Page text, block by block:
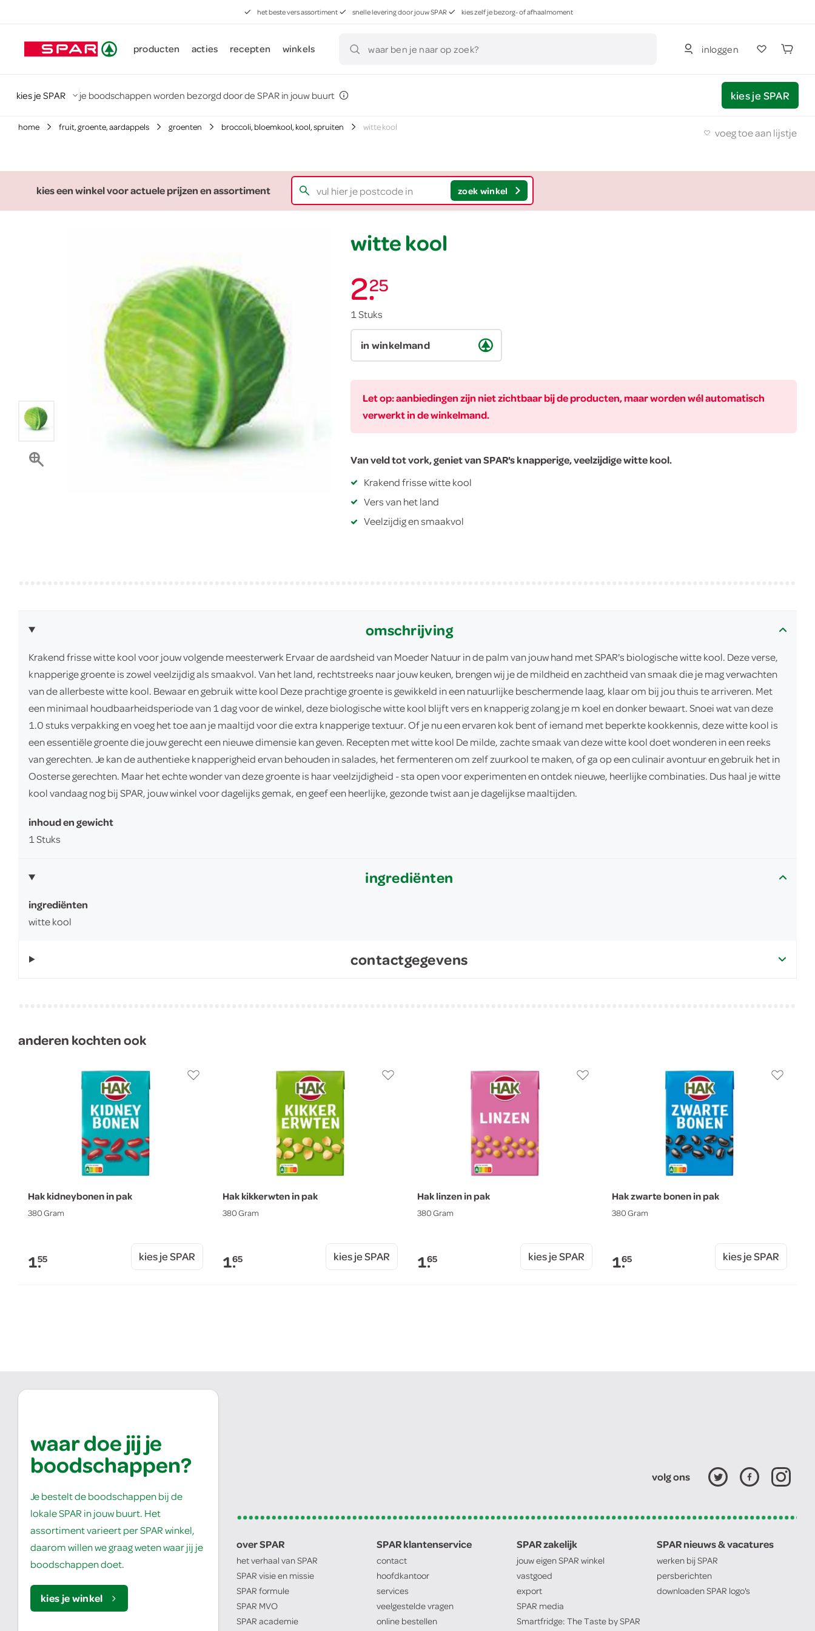
het beste vers assortiment snelle levering door jouw SPAR kies zelf je bezorg- of afhaalmoment
producten acties recepten winkels waar ben je naar op zoek? inloggen
kies je SPAR je boodschappen worden bezorgd door de SPAR in jouw buurt kies je SPAR
home fruit, groente, aardappels groenten broccoli, bloemkool, kool, spruiten witte kool voeg toe aan lijstje
kies een winkel voor actuele prijzen en assortiment zoek winkel
witte kool
2.
25
1 Stuks
in winkelmand
Let op: aanbiedingen zijn niet zichtbaar bij de producten, maar worden wél automatisch
verwerkt in de winkelmand.
Van veld tot vork, geniet van SPAR's knapperige, veelzijdige witte kool.
Krakend frisse witte kool
Vers van het land
Veelzijdig en smaakvol
omschrijving
Krakend frisse witte kool voor jouw volgende meesterwerk Ervaar de aardsheid van Moeder Natuur in de palm van jouw hand met SPAR's biologische witte kool. Deze verse,
knapperige groente is zowel veelzijdig als smaakvol. Van het land, rechtstreeks naar jouw keuken, brengen wij je de mildheid en zachtheid van smaak die je mag verwachten
van de allerbeste witte kool. Bewaar en gebruik witte kool Deze prachtige groente is gewikkeld in een natuurlijke beschermende laag, klaar om bij jou thuis te arriveren. Met
een minimaal houdbaarheidsperiode van 1 dag voor de winkel, deze biologische witte kool blijft vers en knapperig zolang je m koel en donker bewaart. Snoei wat van deze
1.0 stuks verpakking en voeg het toe aan je maaltijd voor die extra knapperige textuur. Of je nu een ervaren kok bent of iemand met beperkte kookkennis, deze witte kool is
een essentiële groente die jouw gerecht een nieuwe dimensie kan geven. Recepten met witte kool De milde, zachte smaak van deze witte kool doet wonderen in een reeks
van gerechten. Je kan de authentieke knapperigheid ervan behouden in salades, het fermenteren om zelf zuurkool te maken, of ga op een culinair avontuur en gebruik het in
Oosterse gerechten. Maar het echte wonder van deze groente is haar veelzijdigheid - sta open voor experimenten en ontdek nieuwe, heerlijke combinaties. Dus haal je witte
kool vandaag nog bij SPAR, jouw winkel voor dagelijks gemak, en geef een heerlijke, gezonde twist aan je dagelijkse maaltijden.
inhoud en gewicht
1 Stuks
ingrediënten
ingrediënten
witte kool
contactgegevens
anderen kochten ook
Hak kidneybonen in pak
380 Gram
1.55 kies je SPAR
Hak kikkerwten in pak
380 Gram
1.65 kies je SPAR
Hak linzen in pak
380 Gram
1.65 kies je SPAR
Hak zwarte bonen in pak
380 Gram
1.65 kies je SPAR
waar doe jij je
boodschappen?
Je bestelt de boodschappen bij de
lokale SPAR in jouw buurt. Het
assortiment varieert per SPAR winkel,
daarom willen we graag weten waar jij je
boodschappen doet.
kies je winkel
volg ons
over SPAR
het verhaal vanSPAR
SPAR visie en missie
SPAR formule
SPAR MVO
SPAR academie
SPAR klantenservice
contact
hoofdkantoor
services
veelgestelde vragen
online bestellen
SPAR zakelijk
jouw eigenSPAR winkel
vastgoed
export
SPAR media
Smartfridge: The Taste bySPAR
SPAR nieuws & vacatures
werken bij SPAR
persberichten
downloadenSPAR logo's